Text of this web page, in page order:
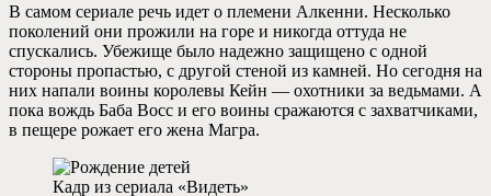
В самом сериале речь идет о племени Алкенни. Несколько
поколений они прожили на горе и никогда оттуда не
спускались. Убежище было надежно защищено с одной
стороны пропастью, с другой стеной из камней. Но сегодня на
них напали воины королевы Кейн — охотники за ведьмами. А
пока вождь Баба Восс и его воины сражаются с захватчиками,
в пещере рожает его жена Магра.
Кадр из сериала «Видеть»